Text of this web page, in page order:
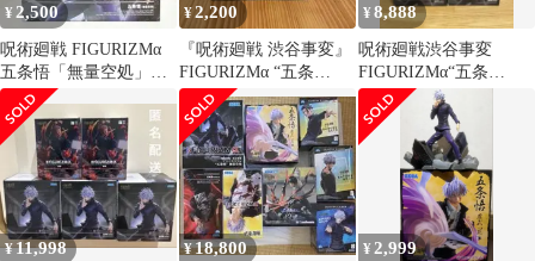
¥2,500
呪術廻戦 FIGURIZMα
五条悟「無量空処」フ
ィギュア
¥2,200
『呪術廻戦 渋谷事変』
FIGURIZMα “五条
悟”「無量空処」
¥8,888
呪術廻戦渋谷事変
FIGURIZMα“五条
悟”「無量空処」✖️4個
¥11,998 ¥18,800 ¥ 2,999